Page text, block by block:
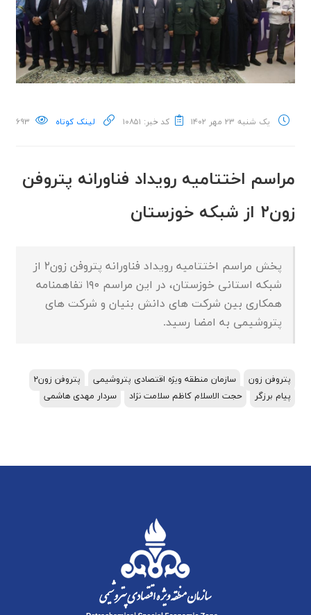
یک شنبه ۲۳ مهر ۱۴۰۲ کد خبر: ۱۰۸۵۱ لینک کوتاه ۶۹۳
مراسم اختتامیه رویداد فناورانه پتروفن
زون۲ از شبکه خوزستان
پخش مراسم اختتامیه رویداد فناورانه پتروفن زون۲ از
شبکه استانی خوزستان، در این مراسم ۱۹۰ تفاهمنامه
همکاری بین شرکت های دانش بنیان و شرکت های
پتروشیمی به امضا رسید.
پتروفن زون سازمان منطقه ویژه اقتصادی پتروشیمی
پتروفن زون۲
پیام برزگر
حجت الاسلام کاظم سلامت نژاد سردار مهدی هاشمی